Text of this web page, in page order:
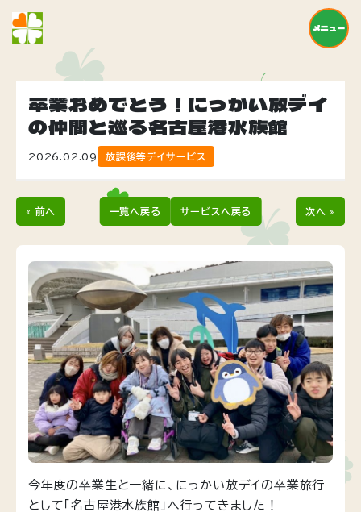
メニュー
卒業おめでとう！にっかい放デイ
の仲間と巡る名古屋港水族館
2026.02.09 放課後等デイサービス
« 前へ 一覧へ戻る サービスへ戻る 次へ »
今年度の卒業生と一緒に、にっかい放デイの卒業旅行
として「名古屋港水族館」へ行ってきました！